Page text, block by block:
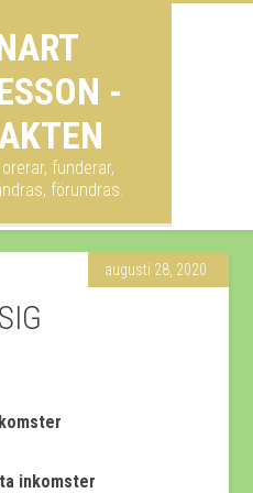
-
funderar,
förundras.
augusti 28, 2020
inkomster